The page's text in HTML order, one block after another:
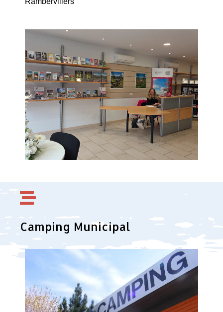
Camping Municipal